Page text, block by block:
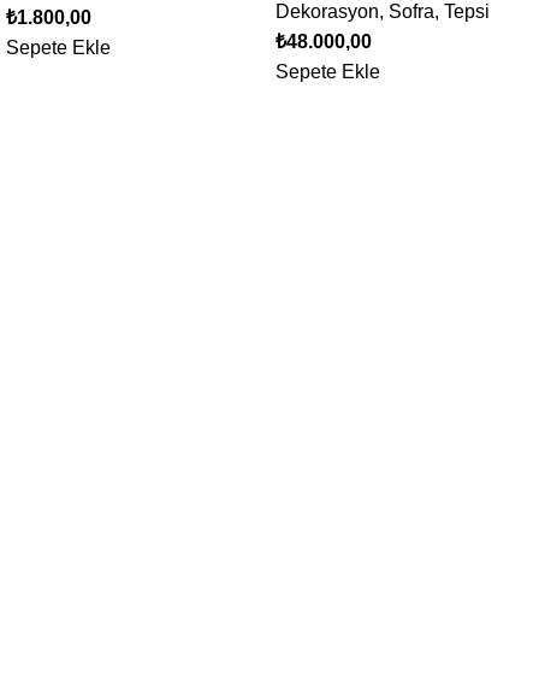
₺1.800,00
Sepete Ekle
Dekorasyon, Sofra, Tepsi
₺48.000,00
Sepete Ekle